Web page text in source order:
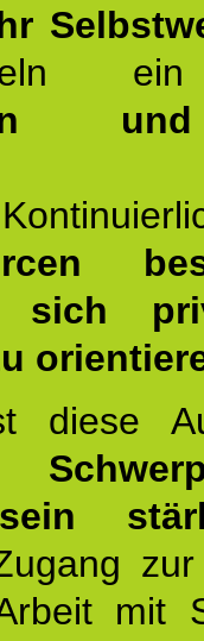
ein
sich
diese
mit